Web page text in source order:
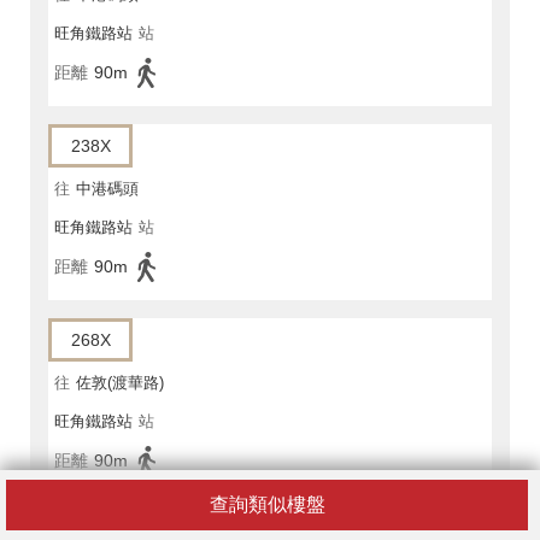
查詢類似樓盤
旺角鐵路站 站
距離 90m
238X
往 中港碼頭
旺角鐵路站 站
距離 90m
268X
往 佐敦(渡華路)
旺角鐵路站 站
距離 90m
270P